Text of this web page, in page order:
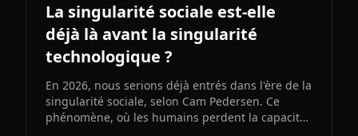
La singularité sociale est-elle
déjà là avant la singularité
technologique ?
En 2026, nous serions déjà entrés dans l'ère de la
singularité sociale, selon Cam Pedersen. Ce
phénomène, où les humains perdent la capacité